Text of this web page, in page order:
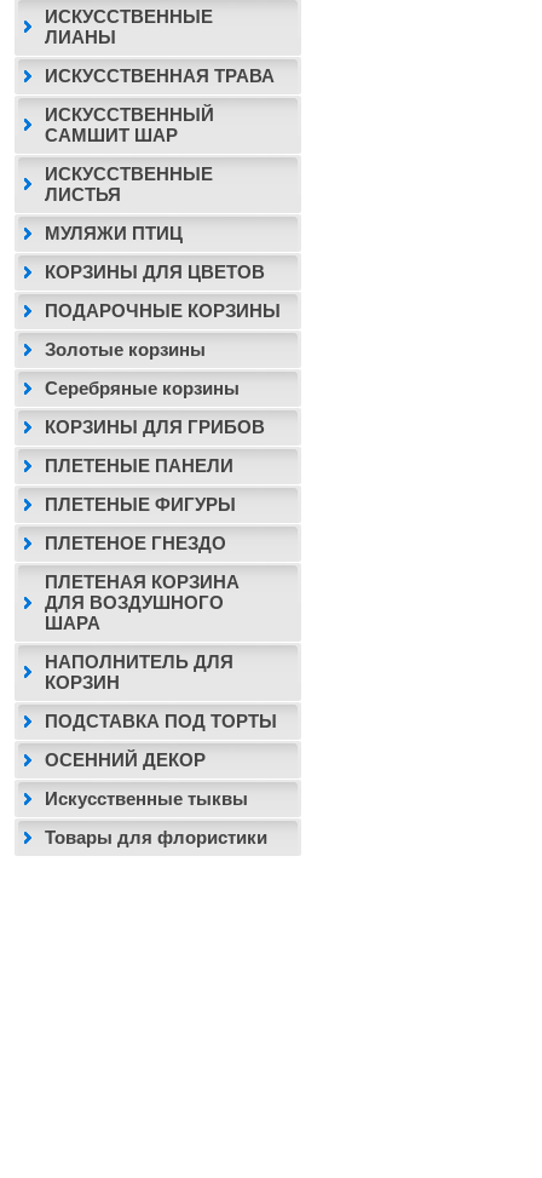
ИСКУССТВЕННЫЕ
ЛИАНЫ
ИСКУССТВЕННАЯ ТРАВА
ИСКУССТВЕННЫЙ
САМШИТ ШАР
ИСКУССТВЕННЫЕ
ЛИСТЬЯ
МУЛЯЖИ ПТИЦ
КОРЗИНЫ ДЛЯ ЦВЕТОВ
ПОДАРОЧНЫЕ КОРЗИНЫ
Золотые корзины
Серебряные корзины
КОРЗИНЫ ДЛЯ ГРИБОВ
ПЛЕТЕНЫЕ ПАНЕЛИ
ПЛЕТЕНЫЕ ФИГУРЫ
ПЛЕТЕНОЕ ГНЕЗДО
ПЛЕТЕНАЯ КОРЗИНА
ДЛЯ ВОЗДУШНОГО
ШАРА
НАПОЛНИТЕЛЬ ДЛЯ
КОРЗИН
ПОДСТАВКА ПОД ТОРТЫ
ОСЕННИЙ ДЕКОР
Искусственные тыквы
Товары для флористики